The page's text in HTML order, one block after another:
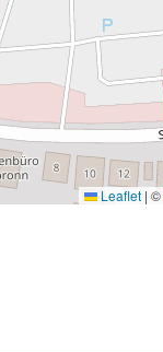
Leaflet | ©